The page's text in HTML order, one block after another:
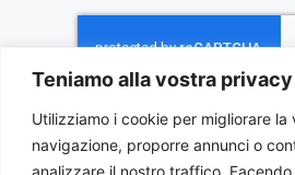
Teniamo alla vostra privacy
Utilizziamo i cookie per migliorare
navigazione, proporre annunci o
analizzare il nostro traffico.
INVIA